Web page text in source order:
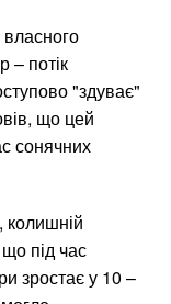
– потік
"здуває"
що цей
сонячних
колишній
що під час
зростає у 10 –